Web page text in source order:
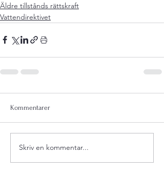
Äldre tillstånds rättskraft
Vattendirektivet
Kommentarer
Skriv en kommentar...